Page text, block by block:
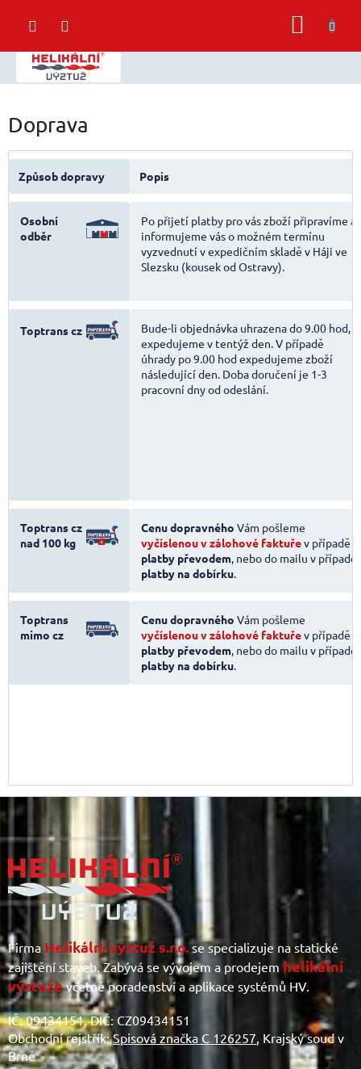
Doprava
Způsob dopravy Popis
Osobní
odběr
Po přijetí platby pro vás zboží připravíme a
informujeme vás o možném termínu
vyzvednutí v expedičním skladě v Háji ve
Slezsku (kousek od Ostravy).
Toptrans cz
Bude-li objednávka uhrazena do 9.00 hod,
expedujeme v tentýž den. V případě
úhrady po 9.00 hod expedujeme zboží
následující den. Doba doručení je 1-3
pracovní dny od odeslání.
Toptrans cz
nad 100 kg
Cenu dopravného Vám pošleme
vyčíslenou v zálohové faktuřev případě
platby převodem, nebo do mailu v případě
platby na dobírku.
Toptrans
mimo cz
Cenu dopravného Vám pošleme
vyčíslenou v zálohové faktuřev případě
platby převodem, nebo do mailu v případě
platby na dobírku.
á
p
Firma Helikální výztuž s.r.o.se specializuje na statické
zajištění staveb. Zabývá se vývojem a prodejemhelikální
výztuževčetně poradenství a aplikace systémů HV.
IČ: 09434151, DIČ: CZ09434151
Obchodní rejstřík:Spisová značka C 126257, Krajský soud v
Brně